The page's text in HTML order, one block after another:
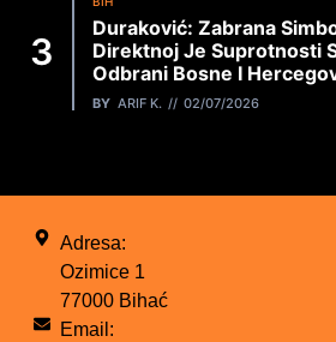
Duraković: Zabrana
Direktnoj Je Suprotnosti
Odbrani Bosne I
BY ARIF K. 02/07/2026
Adresa:
Ozimice 1
77000 Bihać
Email: